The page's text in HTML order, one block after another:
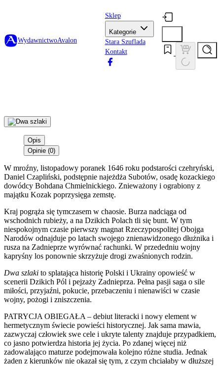
WydawnictwoAvalon
Sklep
Kategorie
Stara Szuflada
Kontakt
Opis
Opinie (0)
W mroźny, listopadowy poranek 1646 roku podstarości czehryński,
Daniel Czapliński, podstępnie najeżdża Subotów, osadę kozackiego
dowódcy Bohdana Chmielnickiego. Znieważony i ograbiony z
majątku Kozak poprzysięga zemstę.
Kraj pogrąża się tymczasem w chaosie. Burza nadciąga od
wschodnich rubieży, a na Dzikich Polach tli się bunt. W tym
niespokojnym czasie pierwszy magnat Rzeczypospolitej Obojga
Narodów odnajduje po latach swojego znienawidzonego dłużnika i
rusza na Zadnieprze wyrównać rachunki. W przededniu wojny
kapryśny los ponownie skrzyżuje drogi zwaśnionych rodzin.
Dwa szlaki to splatająca historię Polski i Ukrainy opowieść w
scenerii Dzikich Pól i pejzaży Zadnieprza. Pełna pasji saga o sile
miłości, przyjaźni, pokucie, przebaczeniu i nienawiści w czasie
wojny, pożogi i zniszczenia.
PATRYCJA OBIEGAŁA – debiut literacki i nowy element w
hermetycznym świecie powieści historycznej. Jak sama mawia,
zazwyczaj człowiek swe cele i ukryte talenty znajduje przypadkiem,
co jasno potwierdza historia jej życia. Po zdanej więcej niż
zadowalająco maturze podejmowała kolejno różne studia. Jednak
żaden z kierunków nie okazał się tym, z czym chciałaby w dłuższej